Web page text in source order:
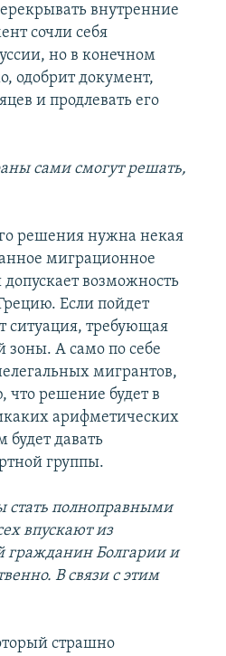
внутренние
сочли себя
но в конечном
одобрит документ,
и продлевать его
сами смогут решать,
решения нужна некая
миграционное
возможность
Если пойдет
ситуация, требующая
зоны. А само по себе
мигрантов,
что решение будет в
арифметических
давать
группы.
стать полноправными
впускают из
гражданин Болгарии и
В связи с этим
страшно